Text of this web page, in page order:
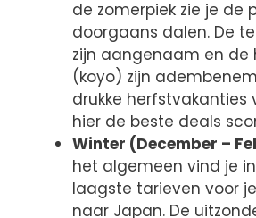
de zomerpiek zie je de
doorgaans dalen. De
zijn aangenaam en de
(koyo) zijn
drukke herfstvakanties
hier de beste deals
Winter (December –
het algemeen vind je
laagste tarieven voor
naar Japan. De